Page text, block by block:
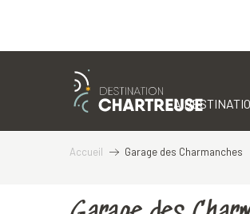
LA
Accueil Garage des Charmanches